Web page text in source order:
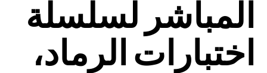
المباشر لسلسلة
اختبارات الرماد،